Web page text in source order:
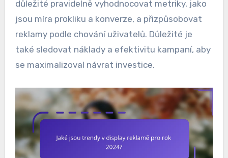
důležité pravidelně vyhodnocovat metriky, jako
jsou míra prokliku a konverze, a přizpůsobovat
reklamy podle chování uživatelů. Důležité je
také sledovat náklady a efektivitu kampaní, aby
se maximalizoval návrat investice.